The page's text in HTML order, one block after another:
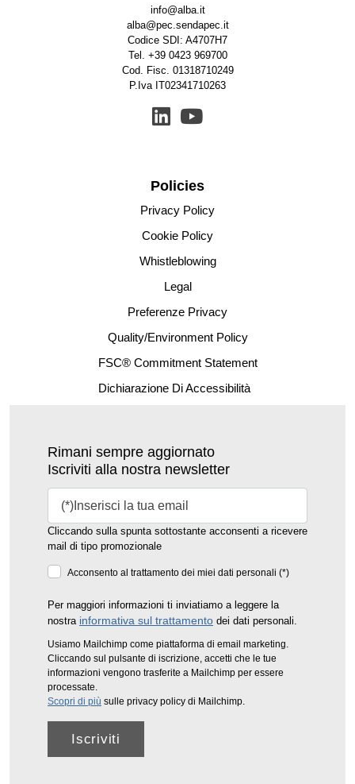
info@alba.it
alba@pec.sendapec.it
Codice SDI: A4707H7
Tel. +39 0423 969700
Cod. Fisc. 01318710249
P.Iva IT02341710263
Policies
Privacy Policy
Cookie Policy
Whistleblowing
Legal
Preferenze Privacy
Quality/Environment Policy
FSC® Commitment Statement
Dichiarazione Di Accessibilità
Rimani sempre aggiornato
Iscriviti alla nostra newsletter
Cliccando sulla spunta sottostante acconsenti a ricevere
mail di tipo promozionale
Acconsento al trattamento dei miei dati personali (*)
Per maggiori informazioni ti inviatiamo a leggere la
nostra informativa sul trattamento dei dati personali.
Usiamo Mailchimp come piattaforma di email marketing.
Cliccando sul pulsante di iscrizione, accetti che le tue
informazioni vengono trasferite a Mailchimp per essere
processate.
Scopri di più sulle privacy policy di Mailchimp.